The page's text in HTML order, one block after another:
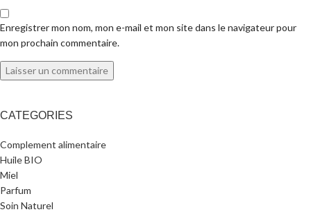
Enregistrer mon nom, mon e-mail et mon site dans le navigateur pour
mon prochain commentaire.
CATEGORIES
Complement alimentaire
Huile BIO
Miel
Parfum
Soin Naturel